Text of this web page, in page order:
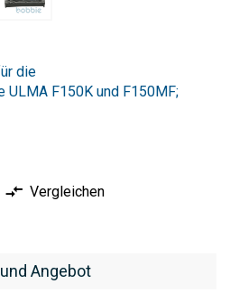
Angebot
die
ULMA F150K und F150MF;
Vergleichen